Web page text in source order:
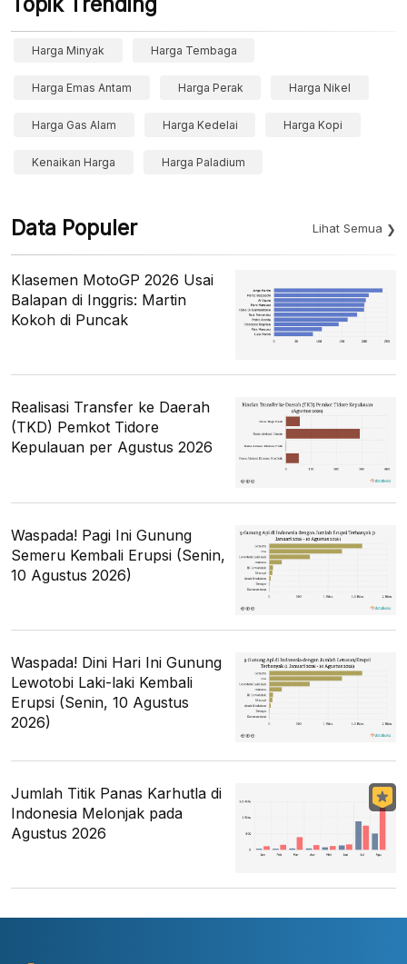
Harga Minyak Harga Tembaga
Harga Emas Antam Harga Perak Harga Nikel
Harga Gas Alam Harga Kedelai Harga Kopi
Kenaikan Harga Harga Paladium
Data Populer Lihat Semua
Klasemen MotoGP 2026 Usai
Balapan di Inggris: Martin
Kokoh di Puncak
Realisasi Transfer ke Daerah
(TKD) Pemkot Tidore
Kepulauan per Agustus 2026
Waspada! Pagi Ini Gunung
Semeru Kembali Erupsi (Senin,
10 Agustus 2026)
Waspada! Dini Hari Ini Gunung
Lewotobi Laki-laki Kembali
Erupsi (Senin, 10 Agustus
2026)
Jumlah Titik Panas Karhutla di
Indonesia Melonjak pada
Agustus 2026